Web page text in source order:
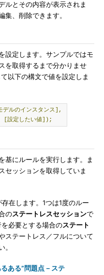
ルとその内容が表示されま
集、削除できます。
設定します。サンプルではモ
を取得するまで分かりませ
以下の構文で値を設定しま
デルのインスタンス],
[設定したい値]);
にルールを実行します。ま
セッションを取得していま
存在します。1つは1度のルー
のステートレスセッションで
必要とする場合のステート
ステートレス／フルについて
。
ある”問題点－ステ